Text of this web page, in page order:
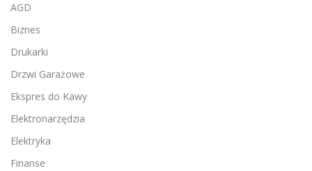
AGD
Biznes
Drukarki
Drzwi Garażowe
Ekspres do Kawy
Elektronarzędzia
Elektryka
Finanse